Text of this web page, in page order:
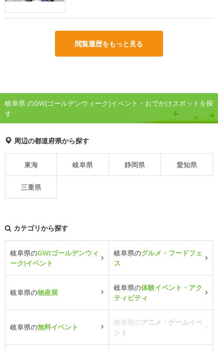
閲覧履歴をもっと見る
岐阜県 のGW(ゴールデンウィーク)イベント・おでかけスポットを探
す
周辺の都道府県から探す
東海 岐阜県 静岡県 愛知県
三重県
カテゴリから探す
岐阜県のGW(ゴールデンウィ
ーク)イベント
岐阜県のグルメ・フードフェ
ス
岐阜県の物産展
岐阜県の体験イベント・アク
ティビティ
岐阜県の無料イベント
岐阜県のアニメ・ゲームイベ
ント